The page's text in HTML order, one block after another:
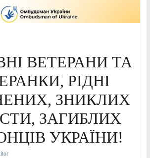
ВЕТЕРАНИ ТА
РІДНІ
ЗНИКЛИХ
ЗАГИБЛИХ
УКРАЇНИ!